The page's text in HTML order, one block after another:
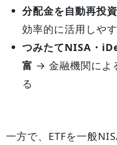
分配金を自動再投
効率的に活用しや
つみたてNISA・
富 → 金融機関によ
る
一方で、ETFを一般